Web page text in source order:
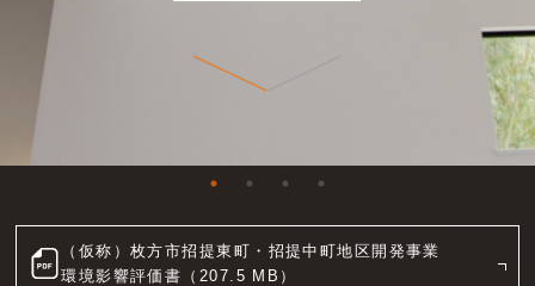
（仮称）枚方市招提東町・招提中町地区開発事業
環境影響評価書（207.5 MB）